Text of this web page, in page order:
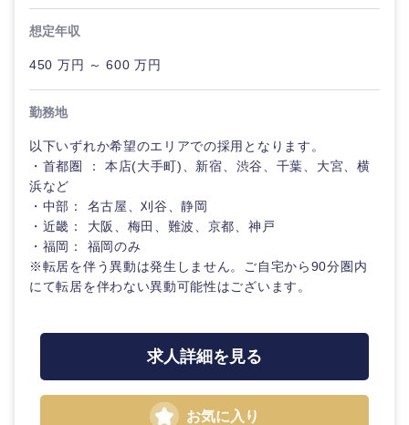
海外
想定年収
450 万円 ～ 600 万円
勤務地
以下いずれか希望のエリアでの採用となります。
・首都圏 ： 本店(大手町)、新宿、渋谷、千葉、大宮、横
浜など
・中部： 名古屋、刈谷、静岡
・近畿： 大阪、梅田、難波、京都、神戸
・福岡： 福岡のみ
※転居を伴う異動は発生しません。ご自宅から90分圏内
にて転居を伴わない異動可能性はございます。
求人詳細を見る
お気に入り